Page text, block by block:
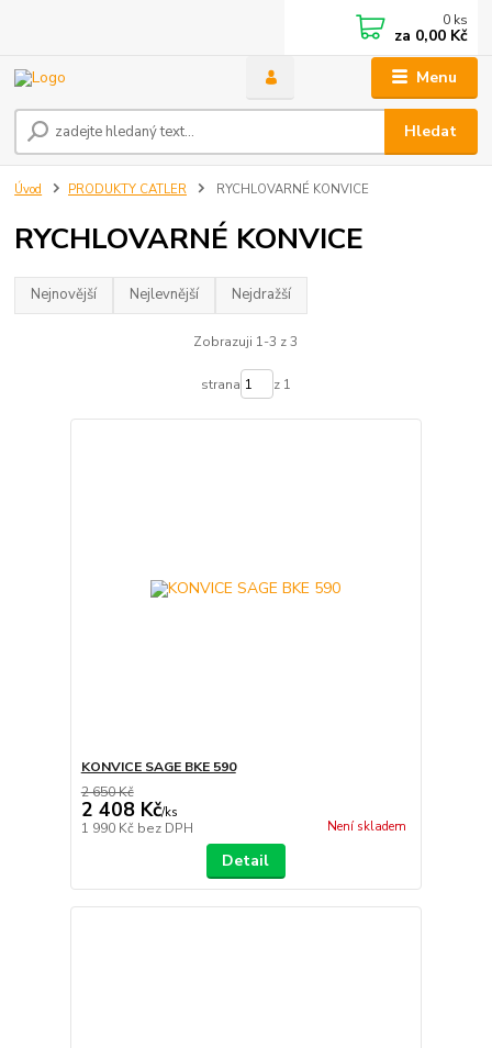
Menu
Hledat
0 ks
za 0,00 Kč
Úvod PRODUKTY CATLER RYCHLOVARNÉ KONVICE
RYCHLOVARNÉ KONVICE
Nejnovější Nejlevnější Nejdražší
Zobrazuji 1-3 z 3
strana z 1
KONVICE SAGE BKE 590
2 650 Kč
2 408 Kč/ks
1 990 Kč bez DPH Není skladem
Detail